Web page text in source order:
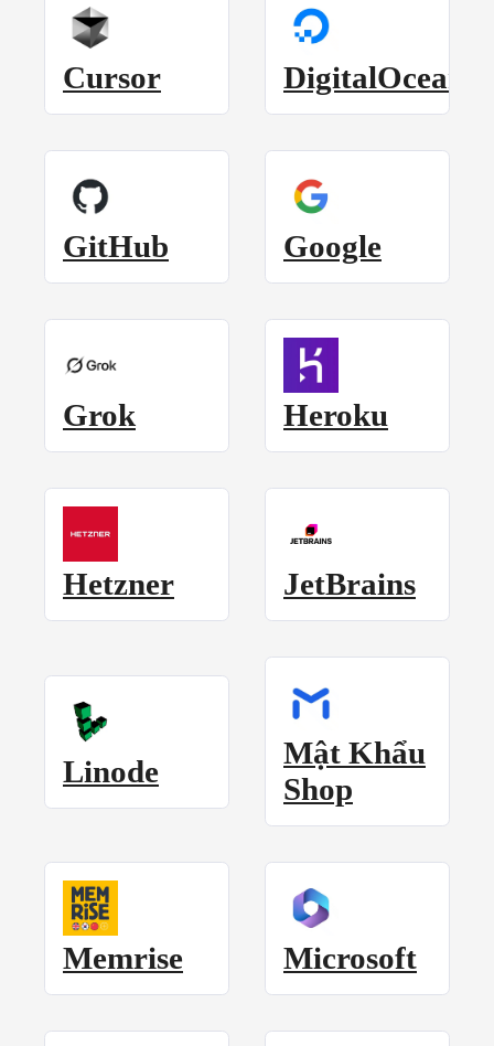
Cursor DigitalOcean
GitHub Google
Grok Heroku
Hetzner JetBrains
Linode
Mật Khẩu
Shop
Memrise Microsoft